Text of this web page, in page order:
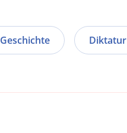
Geschichte Diktatur